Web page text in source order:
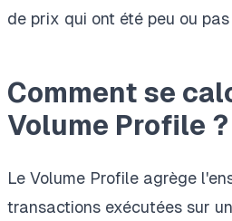
de prix qui ont été peu ou
Comment se
Volume Profile ?
Le Volume Profile agrège
transactions exécutées sur